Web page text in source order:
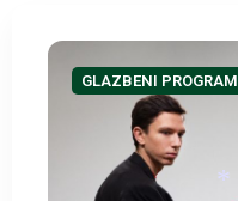
GLAZBENI PROGRAM